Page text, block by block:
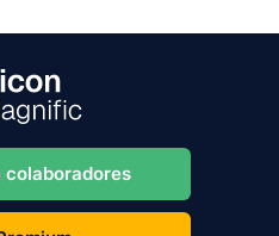
colaboradores